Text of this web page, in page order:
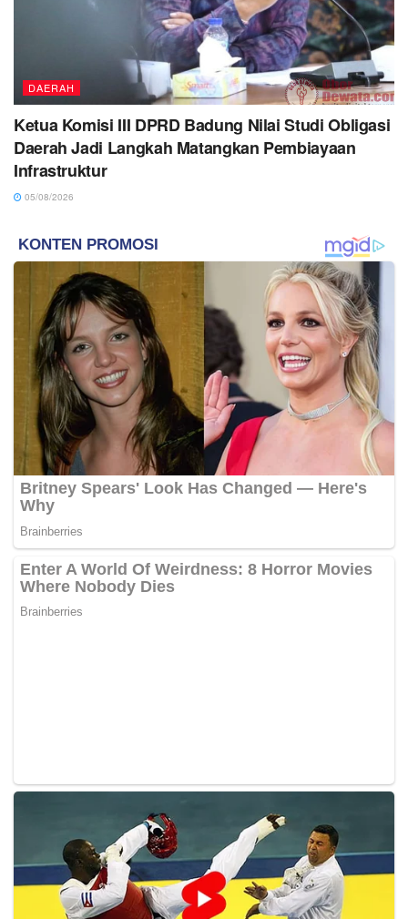
DAERAH
Ketua Komisi III DPRD Badung Nilai Studi Obligasi
Daerah Jadi Langkah Matangkan Pembiayaan
Infrastruktur
05/08/2026